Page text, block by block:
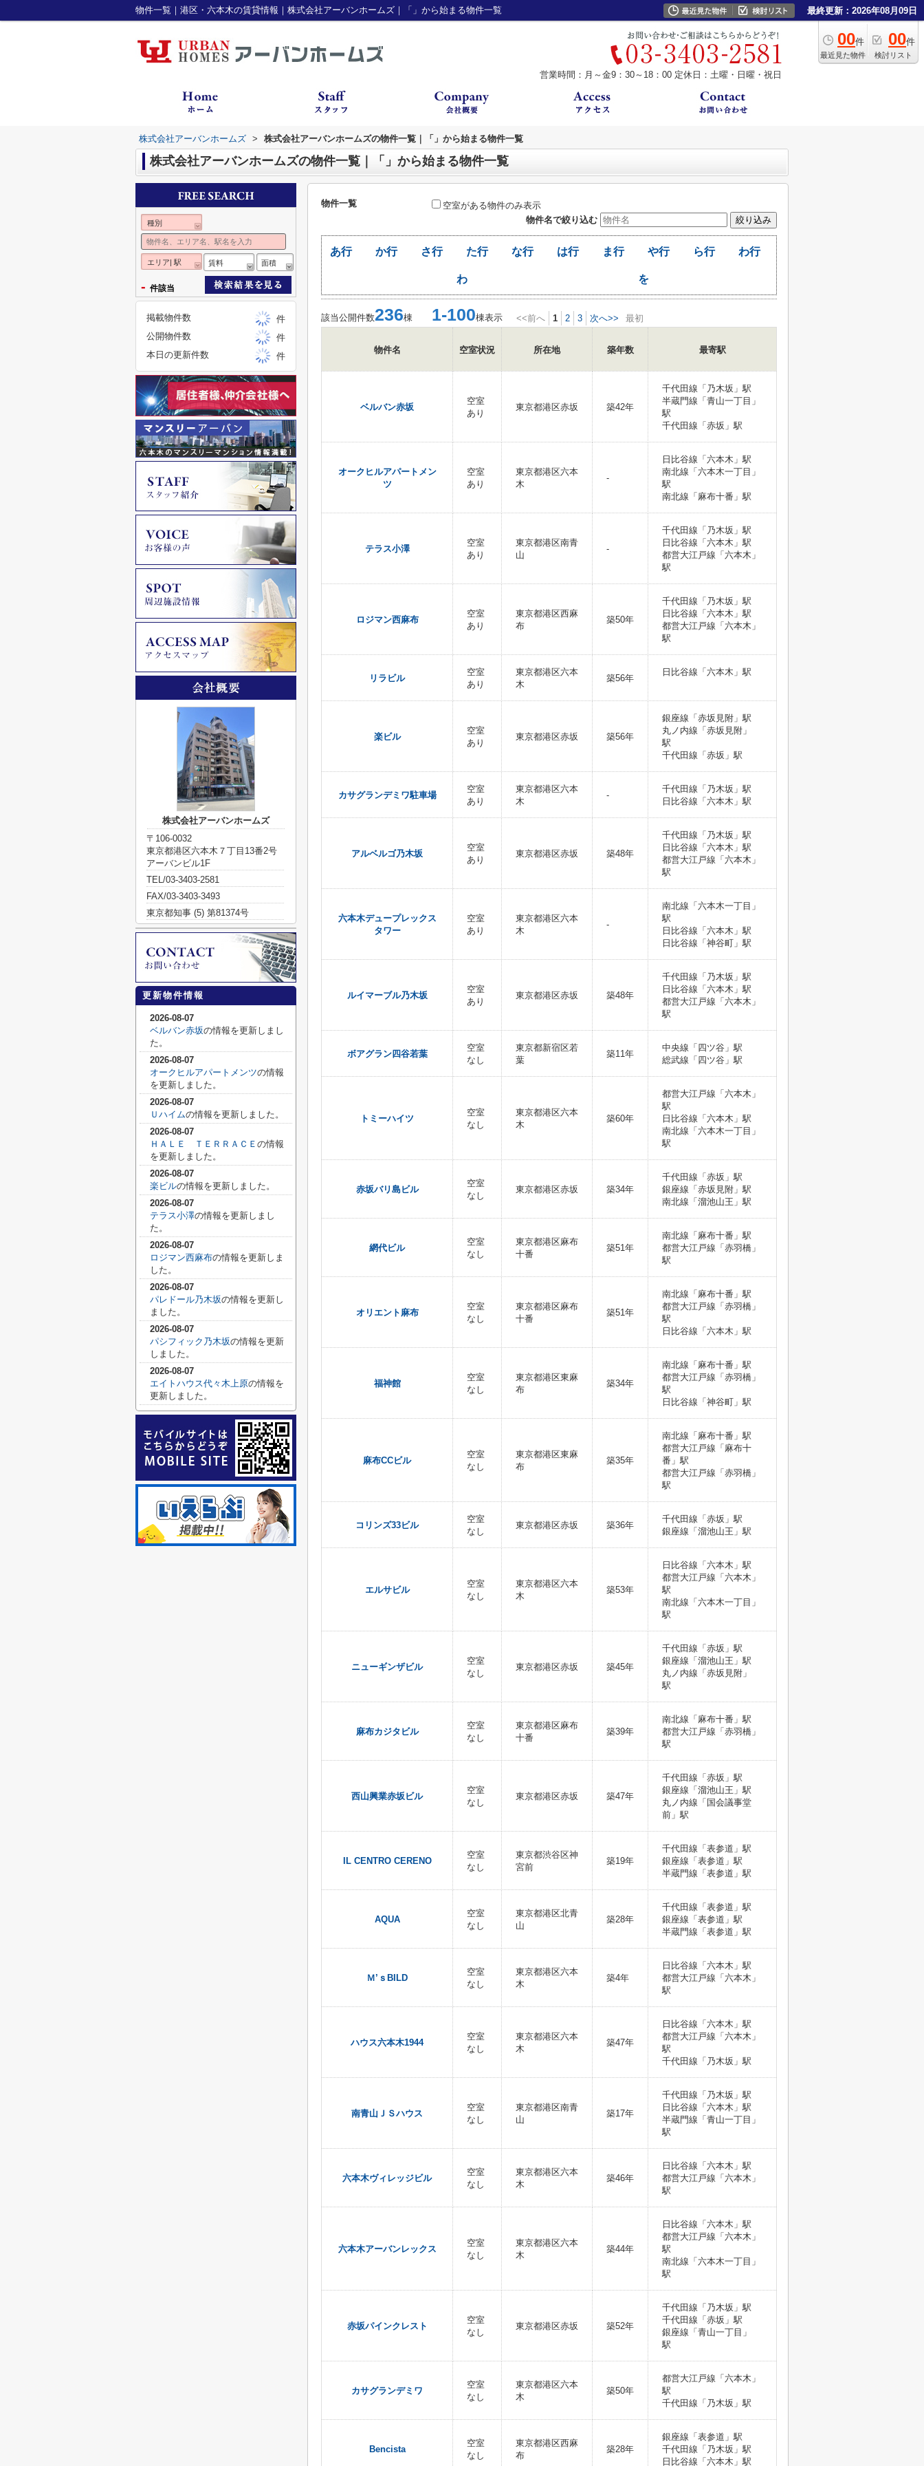
物件一覧｜港区・六本木の賃貸情報｜株式会社アーバンホームズ｜「」から始まる物件一覧 最終更新：2026年08月09日
00件
最近見た物件
00件
検討リスト
営業時間：月～金9：30～18：00 定休日：土曜・日曜・祝日
株式会社アーバンホームズ > 株式会社アーバンホームズの物件一覧｜「」から始まる物件一覧
株式会社アーバンホームズの物件一覧｜「」から始まる物件一覧
物件一覧
空室がある物件のみ表示
物件名で絞り込む
あ行 か行 さ行 た行 な行 は行 ま行 や行 ら行 わ行
わ を
該当公開件数236棟 1-100棟表示 <<前へ 1 2 3 次へ>> 最初
物件名 空室状況 所在地 築年数 最寄駅
ベルバン赤坂
空室
あり
東京都港区赤坂 築42年
千代田線「乃木坂」駅
半蔵門線「青山一丁目」
駅
千代田線「赤坂」駅
オークヒルアパートメン
ツ
空室
あり
東京都港区六本
木
-
日比谷線「六本木」駅
南北線「六本木一丁目」
駅
南北線「麻布十番」駅
テラス小澤
空室
あり
東京都港区南青
山
-
千代田線「乃木坂」駅
日比谷線「六本木」駅
都営大江戸線「六本木」
駅
ロジマン西麻布
空室
あり
東京都港区西麻
布
築50年
千代田線「乃木坂」駅
日比谷線「六本木」駅
都営大江戸線「六本木」
駅
リラビル
空室
あり
東京都港区六本
木
築56年
日比谷線「六本木」駅
楽ビル
空室
あり
東京都港区赤坂 築56年
銀座線「赤坂見附」駅
丸ノ内線「赤坂見附」
駅
千代田線「赤坂」駅
カサグランデミワ駐車場
空室
あり
東京都港区六本
木
-
千代田線「乃木坂」駅
日比谷線「六本木」駅
アルベルゴ乃木坂
空室
あり
東京都港区赤坂 築48年
千代田線「乃木坂」駅
日比谷線「六本木」駅
都営大江戸線「六本木」
駅
六本木デュープレックス
タワー
空室
あり
東京都港区六本
木
-
南北線「六本木一丁目」
駅
日比谷線「六本木」駅
日比谷線「神谷町」駅
ルイマーブル乃木坂
空室
あり
東京都港区赤坂 築48年
千代田線「乃木坂」駅
日比谷線「六本木」駅
都営大江戸線「六本木」
駅
ボアグラン四谷若葉
空室
なし
東京都新宿区若
葉
築11年
中央線「四ツ谷」駅
総武線「四ツ谷」駅
トミーハイツ
空室
なし
東京都港区六本
木
築60年
都営大江戸線「六本木」
駅
日比谷線「六本木」駅
南北線「六本木一丁目」
駅
赤坂バリ島ビル
空室
なし
東京都港区赤坂 築34年
千代田線「赤坂」駅
銀座線「赤坂見附」駅
南北線「溜池山王」駅
網代ビル
空室
なし
東京都港区麻布
十番
築51年
南北線「麻布十番」駅
都営大江戸線「赤羽橋」
駅
オリエント麻布
空室
なし
東京都港区麻布
十番
築51年
南北線「麻布十番」駅
都営大江戸線「赤羽橋」
駅
日比谷線「六本木」駅
福神館
空室
なし
東京都港区東麻
布
築34年
南北線「麻布十番」駅
都営大江戸線「赤羽橋」
駅
日比谷線「神谷町」駅
麻布CCビル
空室
なし
東京都港区東麻
布
築35年
南北線「麻布十番」駅
都営大江戸線「麻布十
番」駅
都営大江戸線「赤羽橋」
駅
コリンズ33ビル
空室
なし
東京都港区赤坂 築36年
千代田線「赤坂」駅
銀座線「溜池山王」駅
エルサビル
空室
なし
東京都港区六本
木
築53年
日比谷線「六本木」駅
都営大江戸線「六本木」
駅
南北線「六本木一丁目」
駅
ニューギンザビル
空室
なし
東京都港区赤坂 築45年
千代田線「赤坂」駅
銀座線「溜池山王」駅
丸ノ内線「赤坂見附」
駅
麻布カジタビル
空室
なし
東京都港区麻布
十番
築39年
南北線「麻布十番」駅
都営大江戸線「赤羽橋」
駅
西山興業赤坂ビル
空室
なし
東京都港区赤坂 築47年
千代田線「赤坂」駅
銀座線「溜池山王」駅
丸ノ内線「国会議事堂
前」駅
IL CENTRO CERENO
空室
なし
東京都渋谷区神
宮前
築19年
千代田線「表参道」駅
銀座線「表参道」駅
半蔵門線「表参道」駅
AQUA
空室
なし
東京都港区北青
山
築28年
千代田線「表参道」駅
銀座線「表参道」駅
半蔵門線「表参道」駅
Ｍ’ｓBILD
空室
なし
東京都港区六本
木
築4年
日比谷線「六本木」駅
都営大江戸線「六本木」
駅
ハウス六本木1944
空室
なし
東京都港区六本
木
築47年
日比谷線「六本木」駅
都営大江戸線「六本木」
駅
千代田線「乃木坂」駅
南青山ＪＳハウス
空室
なし
東京都港区南青
山
築17年
千代田線「乃木坂」駅
日比谷線「六本木」駅
半蔵門線「青山一丁目」
駅
六本木ヴィレッジビル
空室
なし
東京都港区六本
木
築46年
日比谷線「六本木」駅
都営大江戸線「六本木」
駅
六本木アーバンレックス
空室
なし
東京都港区六本
木
築44年
日比谷線「六本木」駅
都営大江戸線「六本木」
駅
南北線「六本木一丁目」
駅
赤坂パインクレスト
空室
なし
東京都港区赤坂 築52年
千代田線「乃木坂」駅
千代田線「赤坂」駅
銀座線「青山一丁目」
駅
カサグランデミワ
空室
なし
東京都港区六本
木
築50年
都営大江戸線「六本木」
駅
千代田線「乃木坂」駅
Bencista
空室
なし
東京都港区西麻
布
築28年
銀座線「表参道」駅
千代田線「乃木坂」駅
日比谷線「六本木」駅
種別
エリア| 駅 賃料 面積
- 件該当
掲載物件数
件
公開物件数
件
本日の更新件数
件
株式会社アーバンホームズ
〒106-0032
東京都港区六本木７丁目13番2号
アーバンビル1F
TEL/03-3403-2581
FAX/03-3403-3493
東京都知事 (5) 第81374号
更新物件情報
2026-08-07
ベルバン赤坂の情報を更新しまし
た。
2026-08-07
オークヒルアパートメンツの情報
を更新しました。
2026-08-07
Ｕハイムの情報を更新しました。
2026-08-07
ＨＡＬＥ ＴＥＲＲＡＣＥ の情報
を更新しました。
2026-08-07
楽ビルの情報を更新しました。
2026-08-07
テラス小澤の情報を更新しまし
た。
2026-08-07
ロジマン西麻布の情報を更新しま
した。
2026-08-07
パレドール乃木坂の情報を更新し
ました。
2026-08-07
パシフィック乃木坂の情報を更新
しました。
2026-08-07
エイトハウス代々木上原の情報を
更新しました。